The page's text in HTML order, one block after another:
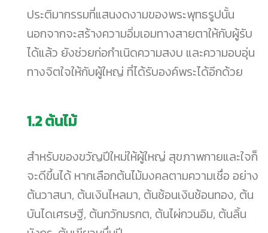
ประติมากรรมที่แสนงดงามของพระพุทธรูปนั้น
นอกจากจะสร้างความอิ่มเอมทางสายตาให้กับผู้รับ
ได้แล้ว ยังช่วยก่อกำเนิดความสงบ และความอบอุ่น
ทางจิตใจให้กับผู้ใหญ่ ที่ได้รับองค์พระได้อีกด้วย
1.2ต้นไม้
สำหรับของขวัญปีใหม่ให้ผู้ใหญ่ สุขภาพกายและใจก็
จะดีขึ้นได้ หากเลือกต้นไม้มงคลตามความเชื่อ อย่าง
ต้นวาสนา, ต้นเงินไหลมา, ต้นช้อนเงินช้อนทอง, ต้น
บันไดเศรษฐี, ต้นกวักมรกต, ต้นไผ่กวนอิม, ต้นลิ้น